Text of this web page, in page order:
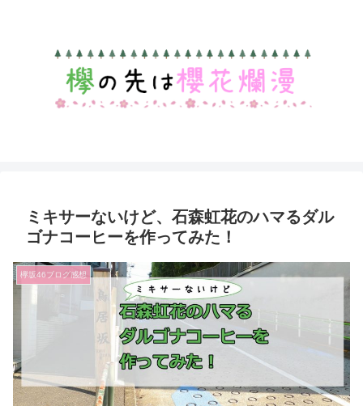
ミキサーないけど、石森虹花のハマるダル
ゴナコーヒーを作ってみた！
欅坂46ブログ感想